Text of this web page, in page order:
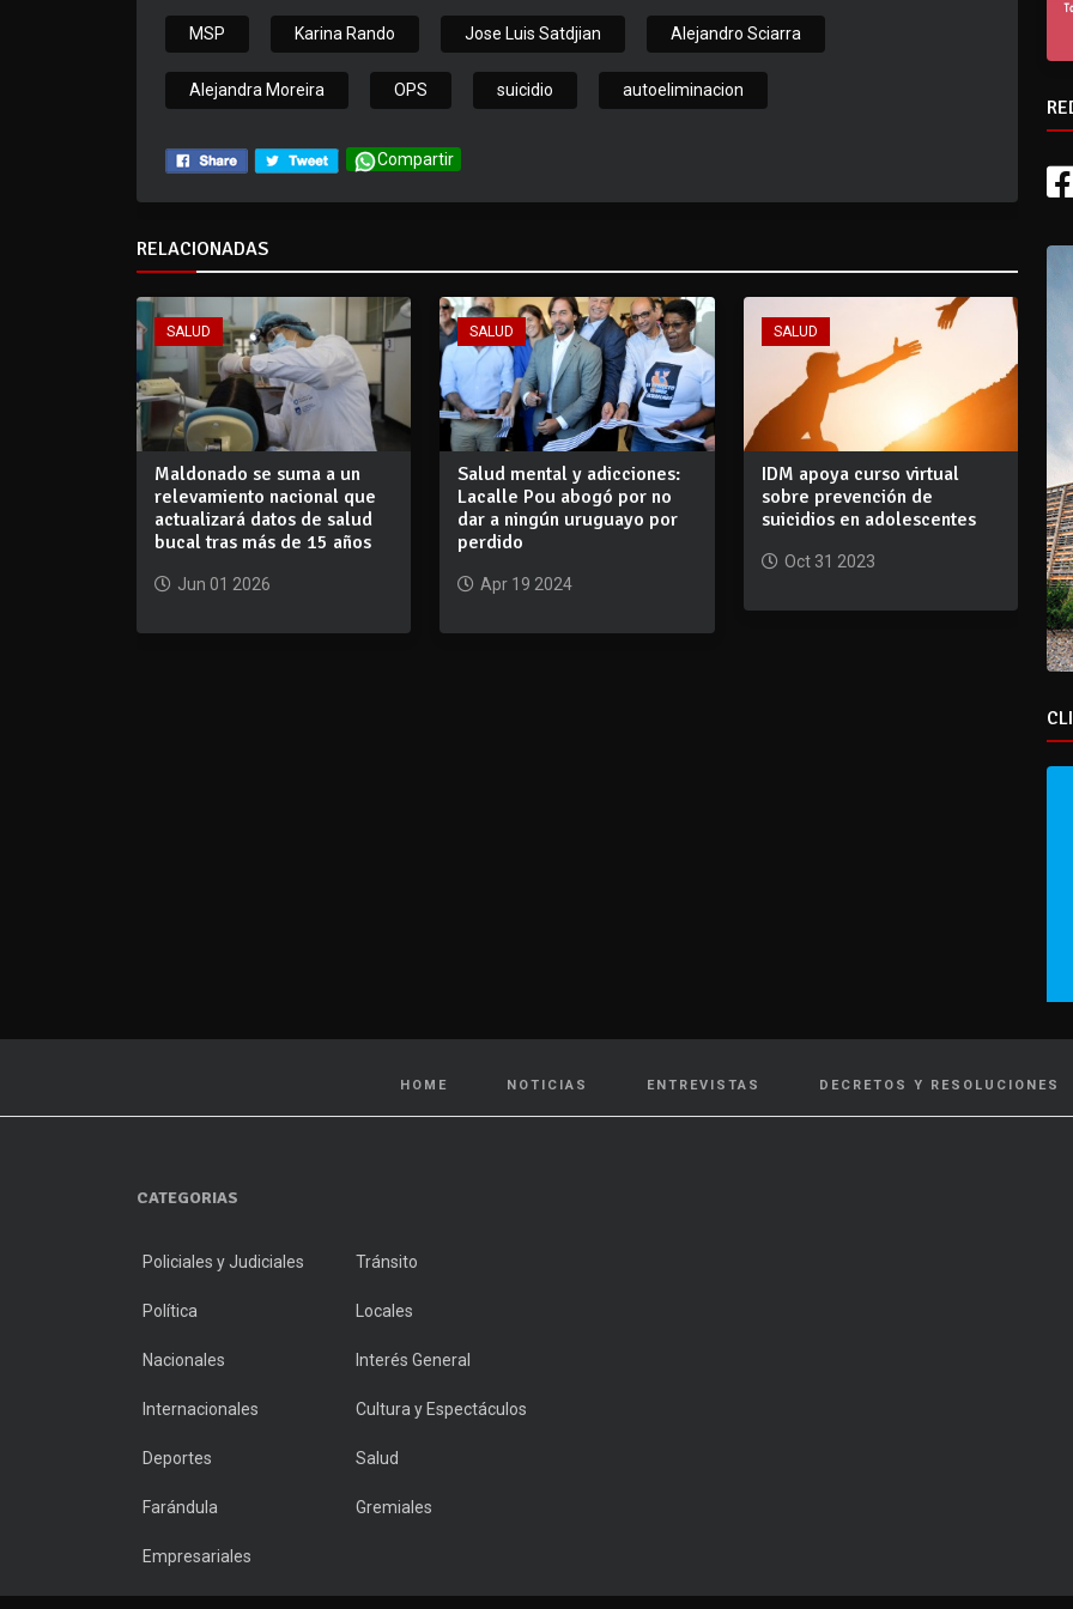
MSP Karina Rando Jose Luis Satdjian Alejandro Sciarra
Alejandra Moreira OPS suicidio autoeliminacion
Compartir
RELACIONADAS
SALUD
Maldonado se suma a un
relevamiento nacional que
actualizará datos de salud
bucal tras más de 15 años
Jun 01 2026
SALUD
Salud mental y adicciones:
Lacalle Pou abogó por no
dar a ningún uruguayo por
perdido
Apr 19 2024
SALUD
IDM apoya curso virtual
sobre prevención de
suicidios en adolescentes
Oct 31 2023
HOME NOTICIAS ENTREVISTAS DECRETOS Y RESOLUCIONES
CATEGORIAS
Policiales y Judiciales Tránsito
Política Locales
Nacionales Interés General
Internacionales Cultura y Espectáculos
Deportes Salud
Farándula Gremiales
Empresariales